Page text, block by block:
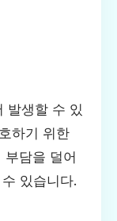
발생할 수 있
하기 위한
담을 덜어
있습니다.